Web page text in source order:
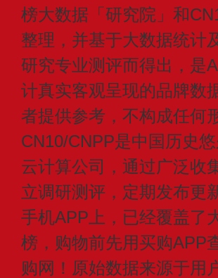
榜大数据「研究院」和
整理，并基于大数据统计
研究专业测评而得出，是
计真实客观呈现的品牌数
者提供参考，不构成任何
CN10/CNPP是中国历史
云计算公司，通过广泛收
立调研测评，定期发布更
手机APP上，已经覆盖了
榜，购物前先用买购APP
购网！原始数据来源于用